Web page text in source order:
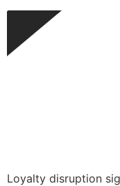
Loyalty disruption